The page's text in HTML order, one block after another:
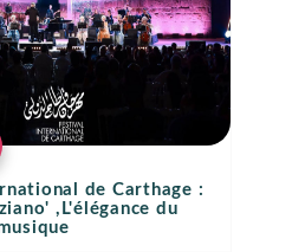
de Carthage :
,L'élégance du